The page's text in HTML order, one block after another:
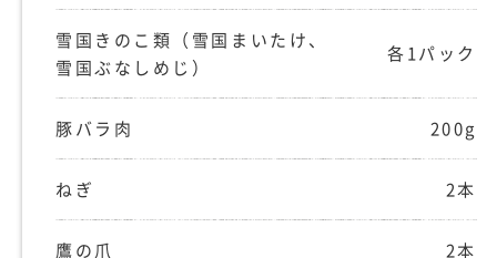
雪国きのこ類（雪国まいたけ、
雪国ぶなしめじ）
各1パック
豚バラ肉 200g
ねぎ 2本
鷹の爪 2本